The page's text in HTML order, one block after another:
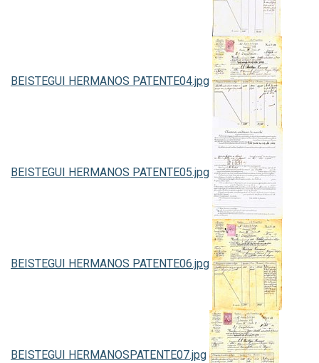
BEISTEGUI HERMANOS PATENTE04.jpg
BEISTEGUI HERMANOS PATENTE05.jpg
BEISTEGUI HERMANOS PATENTE06.jpg
BEISTEGUI HERMANOSPATENTE07.jpg